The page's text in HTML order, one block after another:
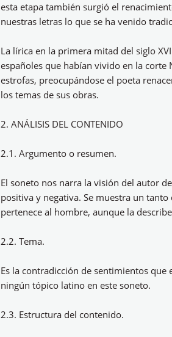
esta etapa también surgió el
nuestras letras lo que se ha venido
La lírica en la primera mitad del siglo
españoles que habían vivido en la
estrofas, preocupándose el poeta
los temas de sus obras.
2. ANÁLISIS DEL CONTENIDO
2.1. Argumento o resumen.
El soneto nos narra la visión del autor
positiva y negativa. Se muestra un
pertenece al hombre, aunque la
2.2. Tema.
Es la contradicción de sentimientos
ningún tópico latino en este soneto.
2.3. Estructura del contenido.